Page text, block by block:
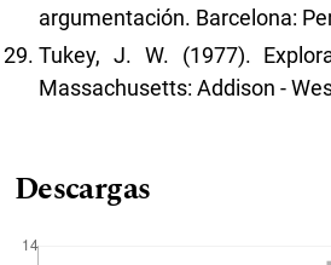
argumentación. Barcelona:
Tukey, J. W. (1977).
Massachusetts: Addison -
Descargas